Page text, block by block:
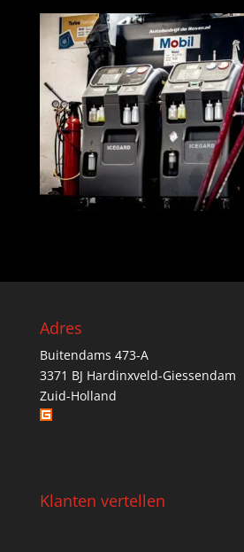
Adres
Buitendams 473-A
3371 BJ Hardinxveld-Giessendam
Zuid-Holland
Klanten vertellen